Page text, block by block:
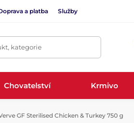
a platba Služby
kategorie
Chovatelství Krmivo
GF Sterilised Chicken & Turkey 750 g